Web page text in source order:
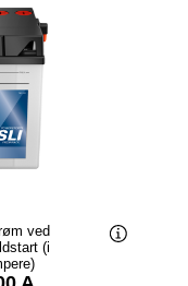
ved
(i